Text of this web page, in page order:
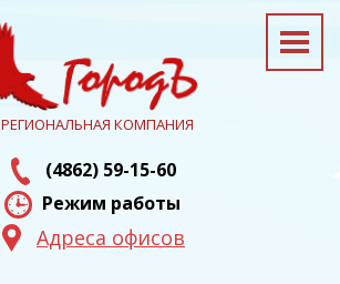
РЕГИОНАЛЬНАЯ КОМПАНИЯ
(4862) 59-15-60
Режим работы
Адреса офисов